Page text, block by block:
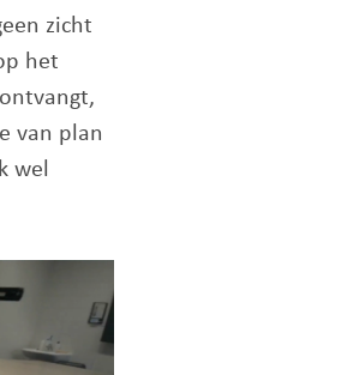
zicht
het
van plan
wel